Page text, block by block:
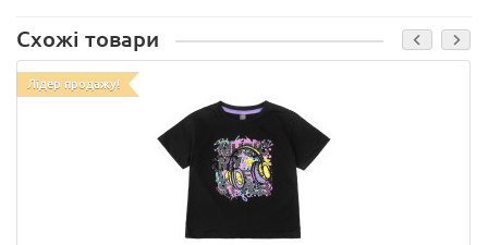
Схожі товари
Лідер продажу!